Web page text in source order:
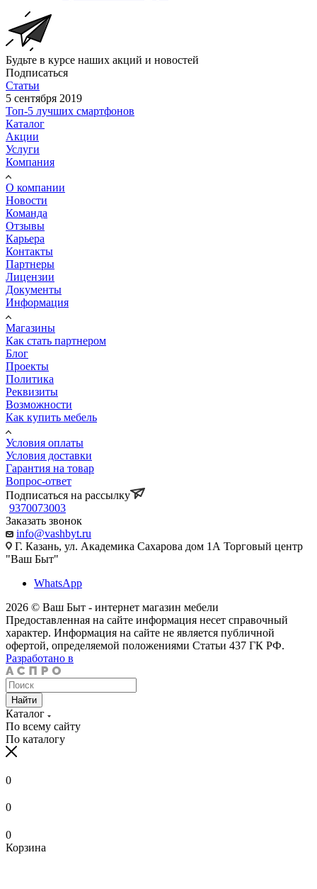
Будьте в курсе наших акций и новостей
Подписаться
Статьи
5 сентября 2019
Топ-5 лучших смартфонов
Каталог
Акции
Услуги
Компания
О компании
Новости
Команда
Отзывы
Карьера
Контакты
Партнеры
Лицензии
Документы
Информация
Магазины
Как стать партнером
Блог
Проекты
Политика
Реквизиты
Возможности
Как купить мебель
Условия оплаты
Условия доставки
Гарантия на товар
Вопрос-ответ
Подписаться на рассылку
9370073003
Заказать звонок
info@vashbyt.ru
Г. Казань, ул. Академика Сахарова дом 1А Торговый центр
"Ваш Быт"
WhatsApp
2026 © Ваш Быт - интернет магазин мебели
Предоставленная на сайте информация несет справочный
характер. Информация на сайте не является публичной
офертой, определяемой положениями Статьи 437 ГК РФ.
Разработано в
Найти
Каталог
По всему сайту
По каталогу
0
0
0
Корзина